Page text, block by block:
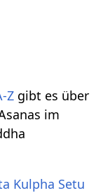
Z gibt es über
im
Kulpha Setu